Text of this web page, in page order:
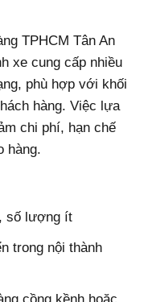
TPHCM Tân An
xe cung cấp nhiều
phù hợp với khối
hàng. Việc lựa
chi phí, hạn chế
hàng.
số lượng ít
trong nội thành